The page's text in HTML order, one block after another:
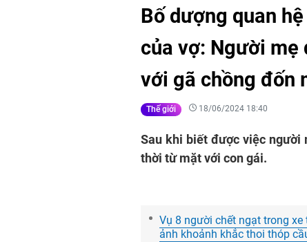
Bố dượng quan
của vợ: Người mẹ
với gã chồng đốn
Thế giới 18/06/2024 18:40
Sau khi biết được việc người
thời từ mặt với con gái.
Vụ 8 người chết ngạt trong
ảnh khoảnh khắc thoi thóp